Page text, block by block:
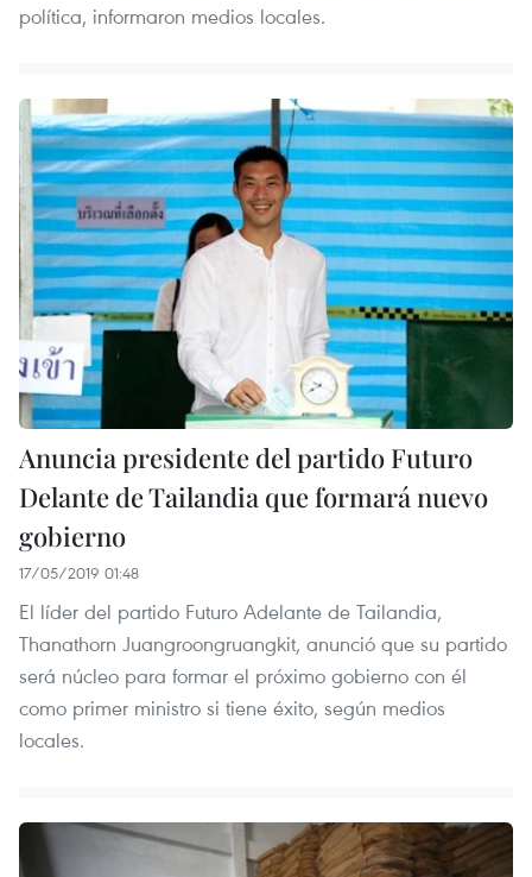
política, informaron medios locales.
Anuncia presidente del partido Futuro
Delante de Tailandia que formará nuevo
gobierno
17/05/2019 01:48
El líder del partido Futuro Adelante de Tailandia,
Thanathorn Juangroongruangkit, anunció que su partido
será núcleo para formar el próximo gobierno con él
como primer ministro si tiene éxito, según medios
locales.